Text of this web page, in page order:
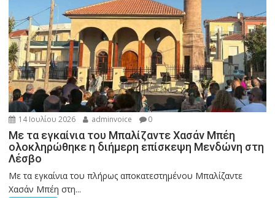
14 Ιουλίου 2026 adminvoice 0
Με τα εγκαίνια του Μπαλίζαντε Χασάν Μπέη
ολοκληρώθηκε η διήμερη επίσκεψη Μενδώνη στη
Λέσβο
Με τα εγκαίνια του πλήρως αποκατεστημένου Μπαλίζαντε
Χασάν Μπέη στη...